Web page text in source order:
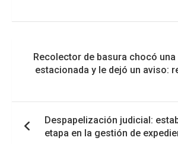
entradas
Recolector de basura chocó
estacionada y le dejó un aviso:
Despapelización judicial:
etapa en la gestión de